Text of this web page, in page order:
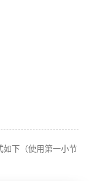
下（使用第一小节